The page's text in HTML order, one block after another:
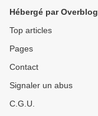
Hébergé par Overblog
Top articles
Pages
Contact
Signaler un abus
C.G.U.